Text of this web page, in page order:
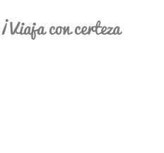
¡Viaja con certeza